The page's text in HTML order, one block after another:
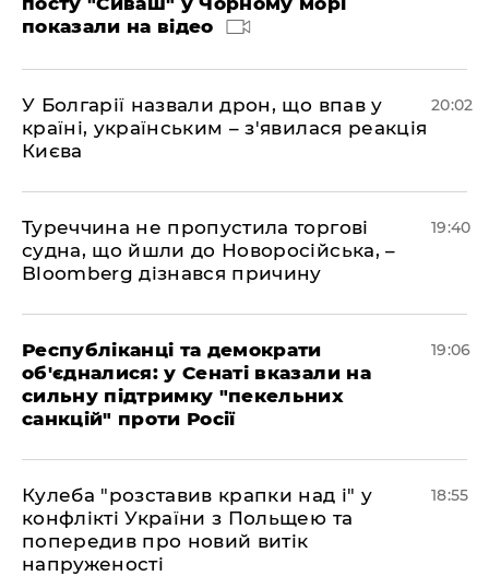
показали на відео
У Болгарії назвали дрон, що впав у
країні, українським – з'явилася реакція
Києва
20:02
Туреччина не пропустила торгові
судна, що йшли до Новоросійська, –
Bloomberg дізнався причину
19:40
Республіканці та демократи
об'єдналися: у Сенаті вказали на
сильну підтримку "пекельних
санкцій" проти Росії
19:06
Кулеба "розставив крапки над і" у
конфлікті України з Польщею та
попередив про новий витік
напруженості
18:55